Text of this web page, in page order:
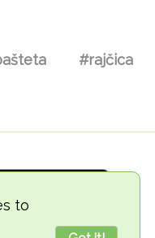
to
#rajčica